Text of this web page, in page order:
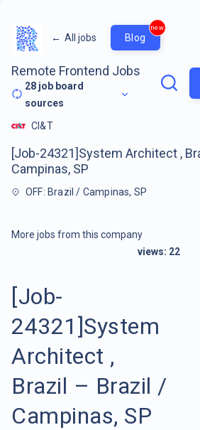
← All jobs Blog
new
Remote Frontend Jobs
28 job board
sources
CI&T
[Job-24321]System Architect ,
Campinas, SP
OFF: Brazil / Campinas, SP
More jobs from this company
views: 22
[Job-
24321]System
Architect ,
Brazil – Brazil /
Campinas, SP